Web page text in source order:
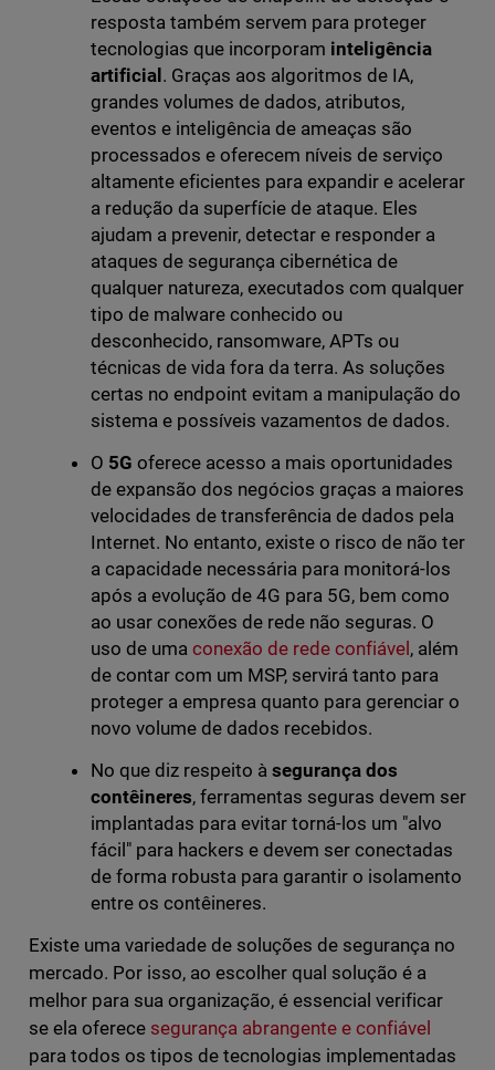
resposta também servem para proteger
tecnologias que incorporam inteligência
artificial . Graças aos algoritmos de IA,
grandes volumes de dados, atributos,
eventos e inteligência de ameaças são
processados e oferecem níveis de serviço
altamente eficientes para expandir e acelerar
a redução da superfície de ataque. Eles
ajudam a prevenir, detectar e responder a
ataques de segurança cibernética de
qualquer natureza, executados com qualquer
tipo de malware conhecido ou
desconhecido, ransomware, APTs ou
técnicas de vida fora da terra. As soluções
certas no endpoint evitam a manipulação do
sistema e possíveis vazamentos de dados.
O 5G oferece acesso a mais oportunidades
de expansão dos negócios graças a maiores
velocidades de transferência de dados pela
Internet. No entanto, existe o risco de não ter
a capacidade necessária para monitorá-los
após a evolução de 4G para 5G, bem como
ao usar conexões de rede não seguras. O
uso de uma conexão de rede confiável , além
de contar com um MSP, servirá tanto para
proteger a empresa quanto para gerenciar o
novo volume de dados recebidos.
No que diz respeito à segurança dos
contêineres, ferramentas seguras devem ser
implantadas para evitar torná-los um "alvo
fácil" para hackers e devem ser conectadas
de forma robusta para garantir o isolamento
entre os contêineres.
Existe uma variedade de soluções de segurança no
mercado. Por isso, ao escolher qual solução é a
melhor para sua organização, é essencial verificar
se ela oferece segurança abrangente e confiável
para todos os tipos de tecnologias implementadas